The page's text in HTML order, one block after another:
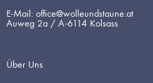
E-Mail: office@wolleundstaune.at
Auweg 2a / A-6114 Kolsass
Über Uns